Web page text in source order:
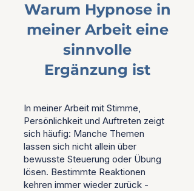
Warum Hypnose in
meiner Arbeit eine
sinnvolle
Ergänzung ist
In meiner Arbeit mit Stimme,
Persönlichkeit und Auftreten zeigt
sich häufig: Manche Themen
lassen sich nicht allein über
bewusste Steuerung oder Übung
lösen. Bestimmte Reaktionen
kehren immer wieder zurück -